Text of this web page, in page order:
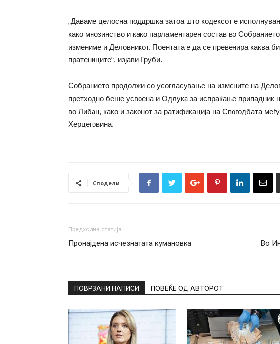
„Даваме целосна поддршка затоа што кодексот е
како мнозинство и како парламентарен состав во
измениме и Деловникот. Поентата е да се превенира каква
пратениците“, изјави Груби.
Собранието продолжи со усогласување на измените на
претходно беше усвоена и Одлука за испраќање
во Либан, како и законот за ратификација на Спогодбата
Херцеговина.
Сподели
Предходна статија
Пронајдена исчезнатата кумановка
Во
ПОВРЗАНИ НАПИСИ ПОВЕЌЕ ОД АВТОРОТ